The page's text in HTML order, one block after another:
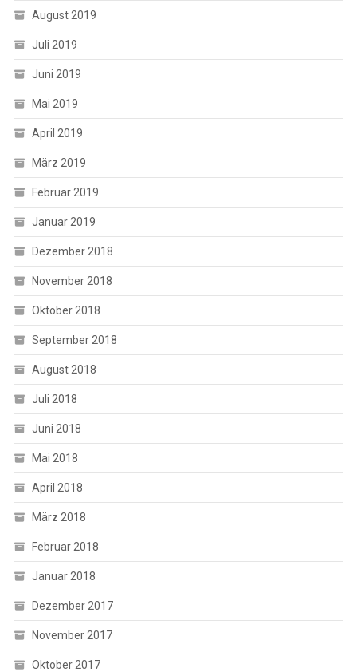
August 2019
Juli 2019
Juni 2019
Mai 2019
April 2019
März 2019
Februar 2019
Januar 2019
Dezember 2018
November 2018
Oktober 2018
September 2018
August 2018
Juli 2018
Juni 2018
Mai 2018
April 2018
März 2018
Februar 2018
Januar 2018
Dezember 2017
November 2017
Oktober 2017